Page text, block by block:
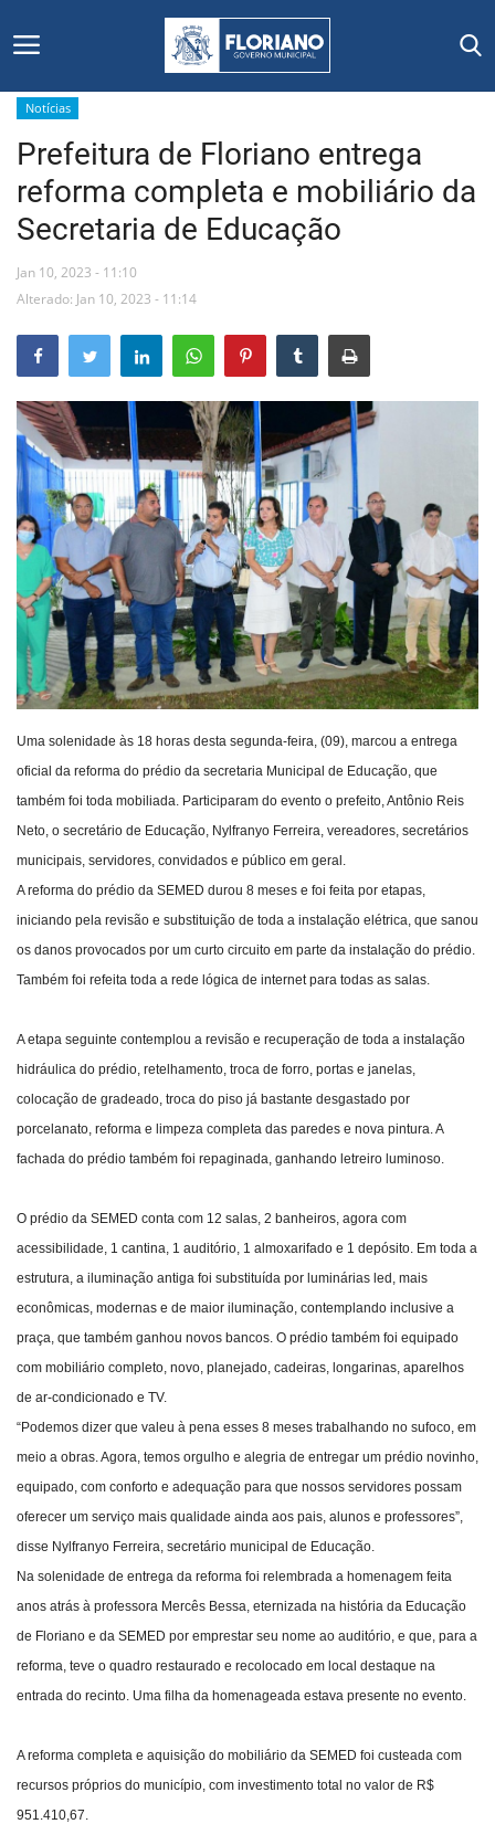
Início
Editais
Floriano
Mural de Licitações
Notícias
Vídeos
Webmail
Contato
Notícias
Prefeitura de Floriano entrega
reforma completa e mobiliário da
Secretaria de Educação
Jan 10, 2023 - 11:10
Alterado: Jan 10, 2023 - 11:14
Uma solenidade às 18 horas desta segunda-feira, (09), marcou a entrega
oficial da reforma do prédio da secretaria Municipal de Educação, que
também foi toda mobiliada. Participaram do evento o prefeito, Antônio Reis
Neto, o secretário de Educação, Nylfranyo Ferreira, vereadores, secretários
municipais, servidores, convidados e público em geral.
A reforma do prédio da SEMED durou 8 meses e foi feita por etapas,
iniciando pela revisão e substituição de toda a instalação elétrica, que sanou
os danos provocados por um curto circuito em parte da instalação do prédio.
Também foi refeita toda a rede lógica de internet para todas as salas.
A etapa seguinte contemplou a revisão e recuperação de toda a instalação
hidráulica do prédio, retelhamento, troca de forro, portas e janelas,
colocação de gradeado, troca do piso já bastante desgastado por
porcelanato, reforma e limpeza completa das paredes e nova pintura. A
fachada do prédio também foi repaginada, ganhando letreiro luminoso.
O prédio da SEMED conta com 12 salas, 2 banheiros, agora com
acessibilidade, 1 cantina, 1 auditório, 1 almoxarifado e 1 depósito. Em toda a
estrutura, a iluminação antiga foi substituída por luminárias led, mais
econômicas, modernas e de maior iluminação, contemplando inclusive a
praça, que também ganhou novos bancos. O prédio também foi equipado
com mobiliário completo, novo, planejado, cadeiras, longarinas, aparelhos
de ar-condicionado e TV.
“Podemos dizer que valeu à pena esses 8 meses trabalhando no sufoco, em
meio a obras. Agora, temos orgulho e alegria de entregar um prédio novinho,
equipado, com conforto e adequação para que nossos servidores possam
oferecer um serviço mais qualidade ainda aos pais, alunos e professores”,
disse Nylfranyo Ferreira, secretário municipal de Educação.
Na solenidade de entrega da reforma foi relembrada a homenagem feita
anos atrás à professora Mercês Bessa, eternizada na história da Educação
de Floriano e da SEMED por emprestar seu nome ao auditório, e que, para a
reforma, teve o quadro restaurado e recolocado em local destaque na
entrada do recinto. Uma filha da homenageada estava presente no evento.
A reforma completa e aquisição do mobiliário da SEMED foi custeada com
recursos próprios do município, com investimento total no valor de R$
951.410,67.